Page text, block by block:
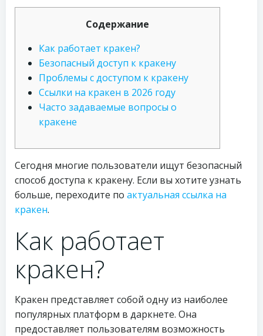
Содержание
Как работает кракен?
Безопасный доступ к кракену
Проблемы с доступом к кракену
Ссылки на кракен в 2026 году
Часто задаваемые вопросы о
кракене
Сегодня многие пользователи ищут безопасный
способ доступа к кракену. Если вы хотите узнать
больше, переходите по актуальная ссылка на
кракен.
Как работает
кракен?
Кракен представляет собой одну из наиболее
популярных платформ в даркнете. Она
предоставляет пользователям возможность